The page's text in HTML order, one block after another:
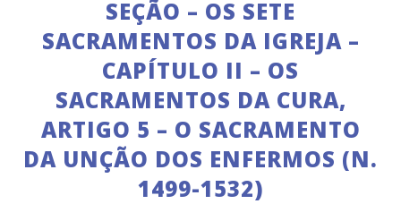
SEÇÃO – OS SETE
SACRAMENTOS DA IGREJA –
CAPÍTULO II – OS
SACRAMENTOS DA CURA,
ARTIGO 5 – O SACRAMENTO
DA UNÇÃO DOS ENFERMOS (N.
1499-1532)